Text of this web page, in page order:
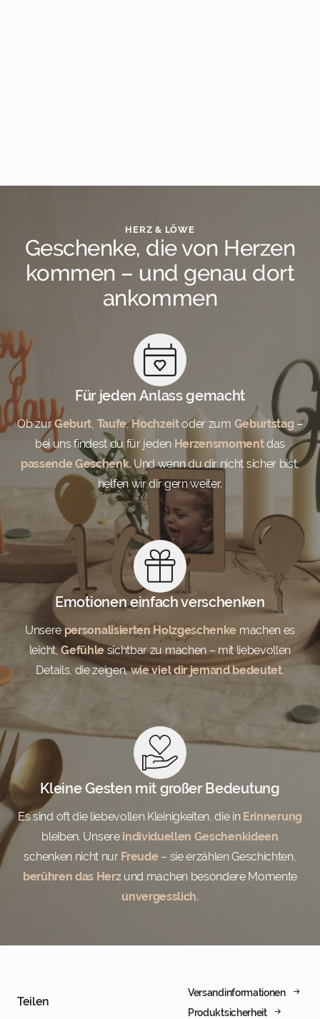
HERZ & LÖWE
Geschenke, die von Herzen
kommen – und genau dort
ankommen
Für jeden Anlass gemacht
Ob zurGeburt, Taufe,Hochzeitoder zum Geburtstag –
bei uns findest du für jeden Herzensmomentdas
passende Geschenk. Und wenn du dir nicht sicher bist,
helfen wir dir gern weiter.
Emotionen einfach verschenken
Unserepersonalisierten Holzgeschenke machen es
leicht,Gefühle sichtbar zu machen – mit liebevollen
Details, die zeigen,wie viel dir jemand bedeutet.
Kleine Gesten mit großer Bedeutung
Es sind oft die liebevollen Kleinigkeiten, die in Erinnerung
bleiben. Unsere individuellen Geschenkideen
schenken nicht nur Freude – sie erzählen Geschichten,
berühren das Herzund machen besondere Momente
unvergesslich.
Teilen
Versandinformationen
Produktsicherheit